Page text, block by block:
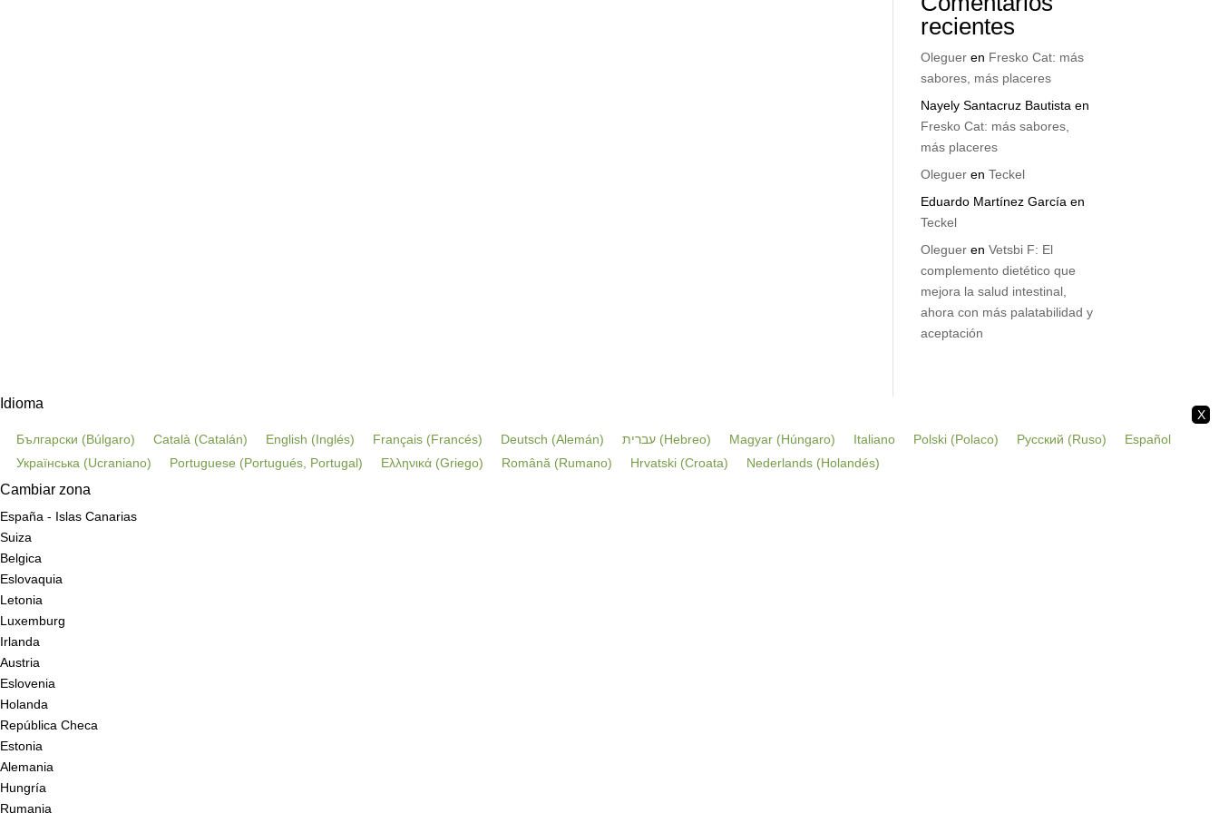
recientes
Oleguer en Fresko Cat: más
sabores, más placeres
Nayely Santacruz Bautista en
Fresko Cat: más sabores,
más placeres
Oleguer enTeckel
Eduardo Martínez García en
Teckel
Oleguer enVetsbi F: El
complemento dietético que
mejora la salud intestinal,
ahora con más palatabilidad y
aceptación
X
Idioma
Български (Búlgaro) Català (Catalán) English (Inglés) Français (Francés) Deutsch (Alemán) עברית (Hebreo) Magyar (Húngaro) Italiano Polski (Polaco) Русский (Ruso)
Español
Українська (Ucraniano) Portuguese (Portugués, Portugal) Ελληνικά (Griego) Română (Rumano) Hrvatski (Croata) Nederlands (Holandés)
Cambiar zona
España - Islas Canarias
Suiza
Belgica
Eslovaquia
Letonia
Luxemburg
Irlanda
Austria
Eslovenia
Holanda
República Checa
Estonia
Alemania
Hungría
Rumania